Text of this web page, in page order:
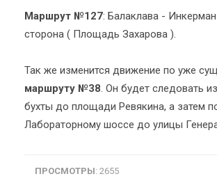
Маршрут №127: Балаклава -
сторона ( Площадь Захарова ).
Так же изменится движение по уже
маршруту №38. Он будет следовать
бухты до площади Ревякина, а затем
Лабораторному шоссе до улицы
ПРОСМОТРЫ: 2655